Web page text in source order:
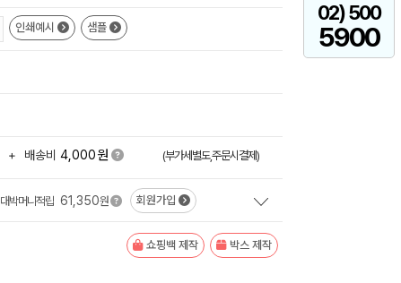
02) 500
5900
인쇄예시 샘플
+ 배송비 4,000원 (부가세별도,주문시결제)
대박머니적립 61,350원 회원가입
쇼핑백 제작 박스 제작